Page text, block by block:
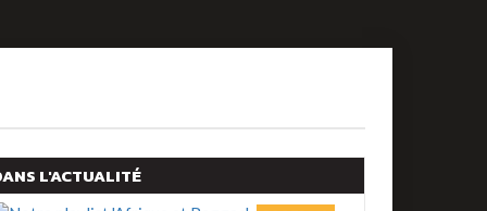
L'ACTUALITÉ